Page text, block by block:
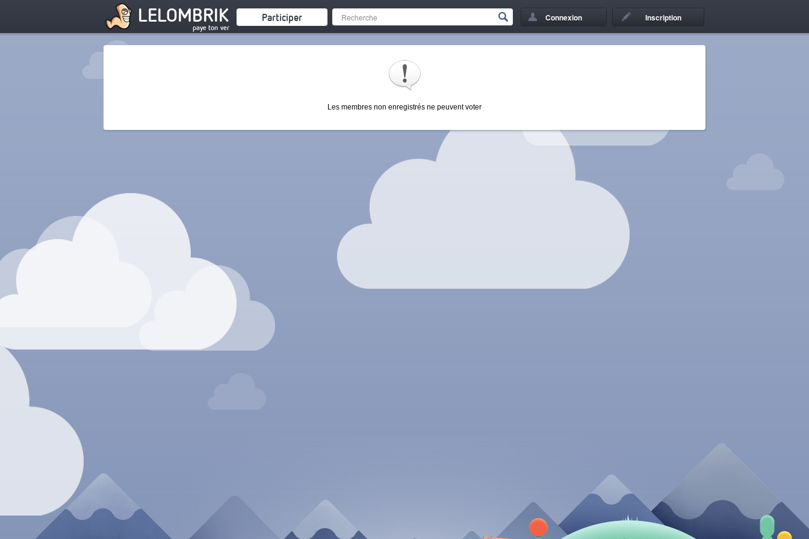
LELOMBRIK
paye ton ver
Participer Connexion Inscription
Les membres non enregistrés ne peuvent voter